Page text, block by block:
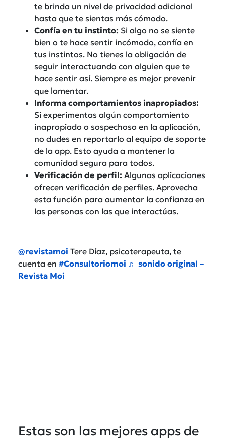
te brinda un nivel de privacidad adicional
hasta que te sientas más cómodo.
Confía en tu instinto: Si algo no se siente
bien o te hace sentir incómodo, confía en
tus instintos. No tienes la obligación de
seguir interactuando con alguien que te
hace sentir así. Siempre es mejor prevenir
que lamentar.
Informa comportamientos inapropiados:
Si experimentas algún comportamiento
inapropiado o sospechoso en la aplicación,
no dudes en reportarlo al equipo de soporte
de la app. Esto ayuda a mantener la
comunidad segura para todos.
Verificación de perfil: Algunas aplicaciones
ofrecen verificación de perfiles. Aprovecha
esta función para aumentar la confianza en
las personas con las que interactúas.
@revistamoi Tere Díaz, psicoterapeuta, te
cuenta en #Consultoriomoi ♬ sonido original –
Revista Moi
Estas son las mejores apps de